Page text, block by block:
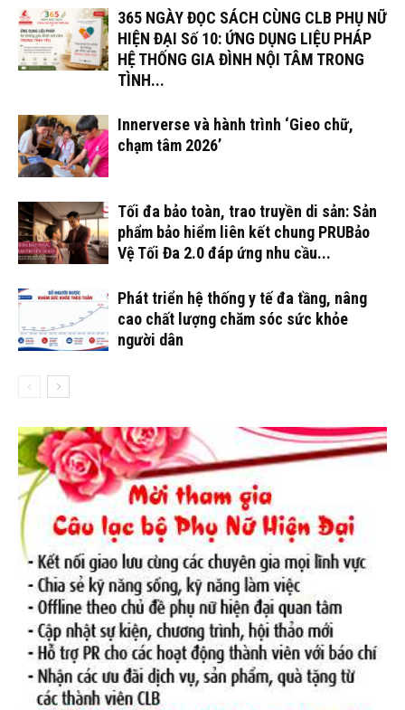
365 NGÀY ĐỌC SÁCH CÙNG CLB PHỤ NỮ
HIỆN ĐẠI Số 10: ỨNG DỤNG LIỆU PHÁP
HỆ THỐNG GIA ĐÌNH NỘI TÂM TRONG
TÌNH...
Innerverse và hành trình ‘Gieo chữ,
chạm tâm 2026’
Tối đa bảo toàn, trao truyền di sản: Sản
phẩm bảo hiểm liên kết chung PRUBảo
Vệ Tối Đa 2.0 đáp ứng nhu cầu...
Phát triển hệ thống y tế đa tầng, nâng
cao chất lượng chăm sóc sức khỏe
người dân